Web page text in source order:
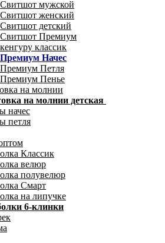
Свитшот мужской
Свитшот женский
Свитшот детский
Свитшот Премиум
классик
Начес
Петля
Пенье
на молнии
на молнии детская
начес
петля
Классик
велюр
полувелюр
Смарт
на липучке
6-клинки